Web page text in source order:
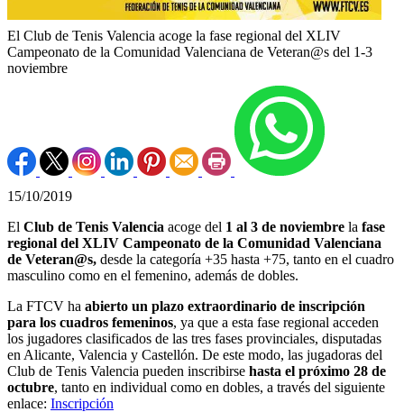
El Club de Tenis Valencia acoge la fase regional del XLIV
Campeonato de la Comunidad Valenciana de Veteran@s del 1-3
noviembre
15/10/2019
El Club de Tenis Valencia acoge del 1 al 3 de noviembre la fase
regional del XLIV Campeonato de la Comunidad Valenciana
de Veteran@s, desde la categoría +35 hasta +75, tanto en el cuadro
masculino como en el femenino, además de dobles.
La FTCV ha abierto un plazo extraordinario de inscripción
para los cuadros femeninos, ya que a esta fase regional acceden
los jugadores clasificados de las tres fases provinciales, disputadas
en Alicante, Valencia y Castellón. De este modo, las jugadoras del
Club de Tenis Valencia pueden inscribirse hasta el próximo 28 de
octubre, tanto en individual como en dobles, a través del siguiente
enlace: Inscripción